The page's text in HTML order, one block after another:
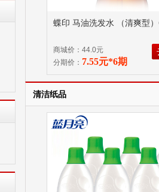
蝶印 马油洗发水 （清爽型
商城价：44.0元
分期价： 7.55元*6期
清洁纸品